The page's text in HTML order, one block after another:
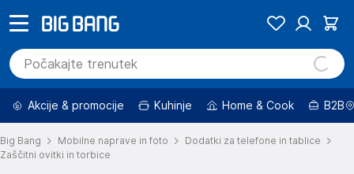
Akcije & promocije Kuhinje Home & Cook B2B
Big Bang Mobilne naprave in foto
Dodatki za telefone in tablice
Zaščitni ovitki in torbice